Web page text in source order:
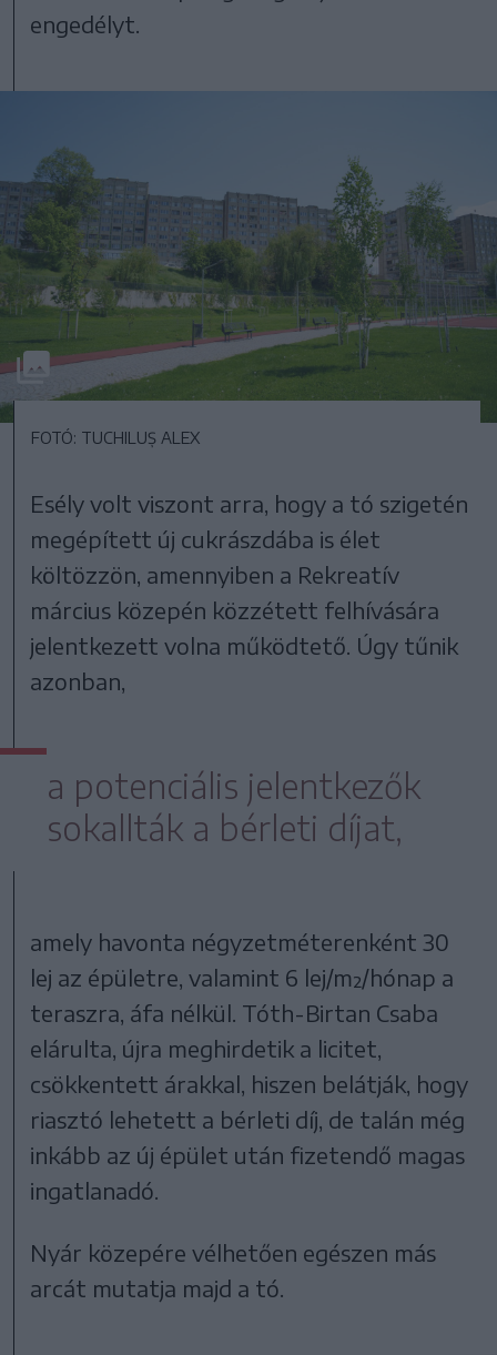
engedélyt.
FOTÓ: TUCHILUȘ ALEX
Esély volt viszont arra, hogy a tó szigetén
megépített új cukrászdába is élet
költözzön, amennyiben a Rekreatív
március közepén közzétett felhívására
jelentkezett volna működtető. Úgy tűnik
azonban,
a potenciális jelentkezők
sokallták a bérleti díjat,
amely havonta négyzetméterenként 30
lej az épületre, valamint 6 lej/m²/hónap a
teraszra, áfa nélkül. Tóth-Birtan Csaba
elárulta, újra meghirdetik a licitet,
csökkentett árakkal, hiszen belátják, hogy
riasztó lehetett a bérleti díj, de talán még
inkább az új épület után fizetendő magas
ingatlanadó.
Nyár közepére vélhetően egészen más
arcát mutatja majd a tó.